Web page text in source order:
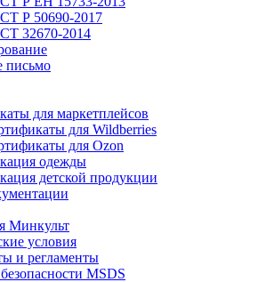
Р 50690-2017
32670-2014
письмо
для маркетплейсов
для Wildberries
для Ozon
одежды
детской продукции
Минкульт
условия
и регламенты
MSDS